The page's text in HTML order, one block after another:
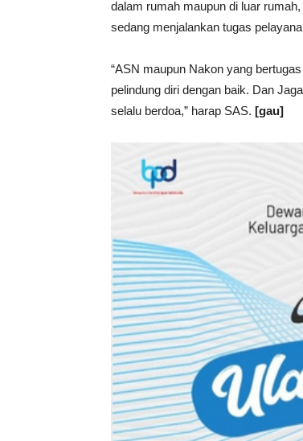
dalam rumah maupun di luar
sedang menjalankan tugas
“ASN maupun Nakon yang
pelindung diri dengan baik. Dan
selalu berdoa,” harap SAS. [gau]